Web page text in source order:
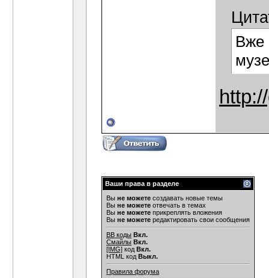
Вже
Ваши права в разделе
Вы не можете создавать новые темы
Вы не можете отвечать в темах
Вы не можете прикреплять вложения
Вы не можете редактировать свои сообщения
BB коды Вкл.
Смайлы Вкл.
[IMG] код Вкл.
HTML код Выкл.
Правила форума